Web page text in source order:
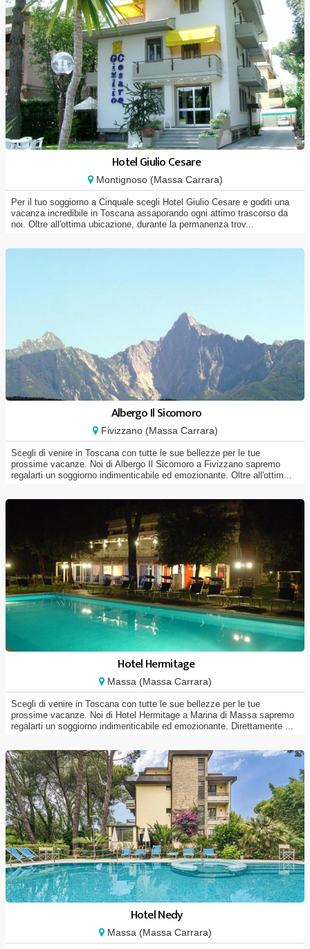
Hotel Giulio Cesare
Montignoso (Massa Carrara)
Per il tuo soggiorno a Cinquale scegli Hotel Giulio Cesare e goditi una
vacanza incredibile in Toscana assaporando ogni attimo trascorso da
noi. Oltre all'ottima ubicazione, durante la permanenza trov...
Albergo Il Sicomoro
Fivizzano (Massa Carrara)
Scegli di venire in Toscana con tutte le sue bellezze per le tue
prossime vacanze. Noi di Albergo Il Sicomoro a Fivizzano sapremo
regalarti un soggiorno indimenticabile ed emozionante. Oltre all'ottim...
Hotel Hermitage
Massa (Massa Carrara)
Scegli di venire in Toscana con tutte le sue bellezze per le tue
prossime vacanze. Noi di Hotel Hermitage a Marina di Massa sapremo
regalarti un soggiorno indimenticabile ed emozionante. Direttamente ...
Hotel Nedy
Massa (Massa Carrara)